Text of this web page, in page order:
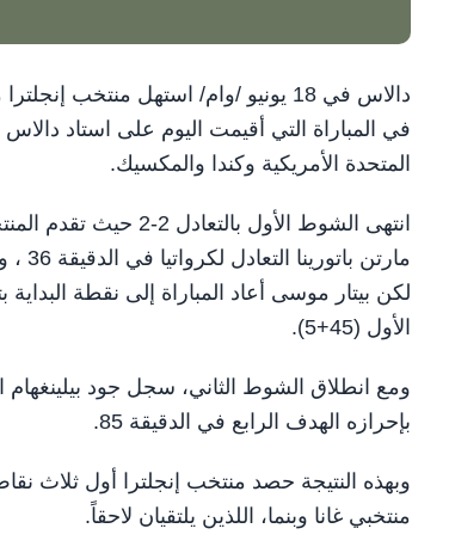
المتحدة الأمريكية وكندا والمكسيك.
لكن بيتار موسى أعاد المباراة إلى نقطة
الأول (45+5).
بإحرازه الهدف الرابع في الدقيقة 85.
وبهذه النتيجة حصد منتخب إنجلترا أول ثلاث
منتخبي غانا وبنما، اللذين يلتقيان لاحقاً.